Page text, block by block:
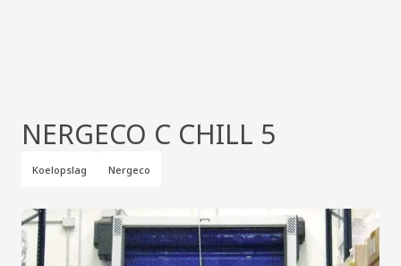
NERGECO C CHILL 5
Koelopslag Nergeco